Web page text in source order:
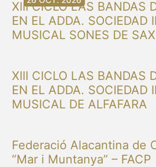
XIII CICLO LAS BANDAS
EN EL ADDA. SOCIEDAD
MUSICAL SONES DE SAX
XIII CICLO LAS BANDAS
EN EL ADDA. SOCIEDAD
MUSICAL DE ALFAFARA
Federació Alacantina de
“Mar i Muntanya” – FACP